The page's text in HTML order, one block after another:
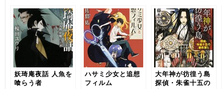
妖琦庵夜話 人魚を
喰らう者
ハサミ少女と追想
フィルム
大年神が彷徨う島
探偵・朱雀十五の